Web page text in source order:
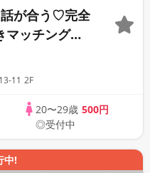
話が合う♡完全
マッチングコ
11 2F
20〜29歳 500円
◎受付中
中!